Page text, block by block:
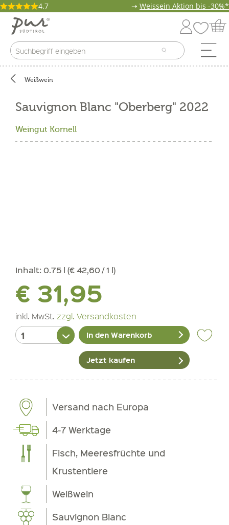
4.7 ➝ Weissein Aktion bis -30%*
Weißwein
Sauvignon Blanc "Oberberg" 2022
Weingut Kornell
Inhalt: 0.75 l (€ 42,60 / 1 l)
€ 31,95
inkl. MwSt. zzgl. Versandkosten
In den Warenkorb
Jetzt kaufen
Versand nach Europa
4-7 Werktage
Fisch, Meeresfrüchte und
Krustentiere
Weißwein
Sauvignon Blanc